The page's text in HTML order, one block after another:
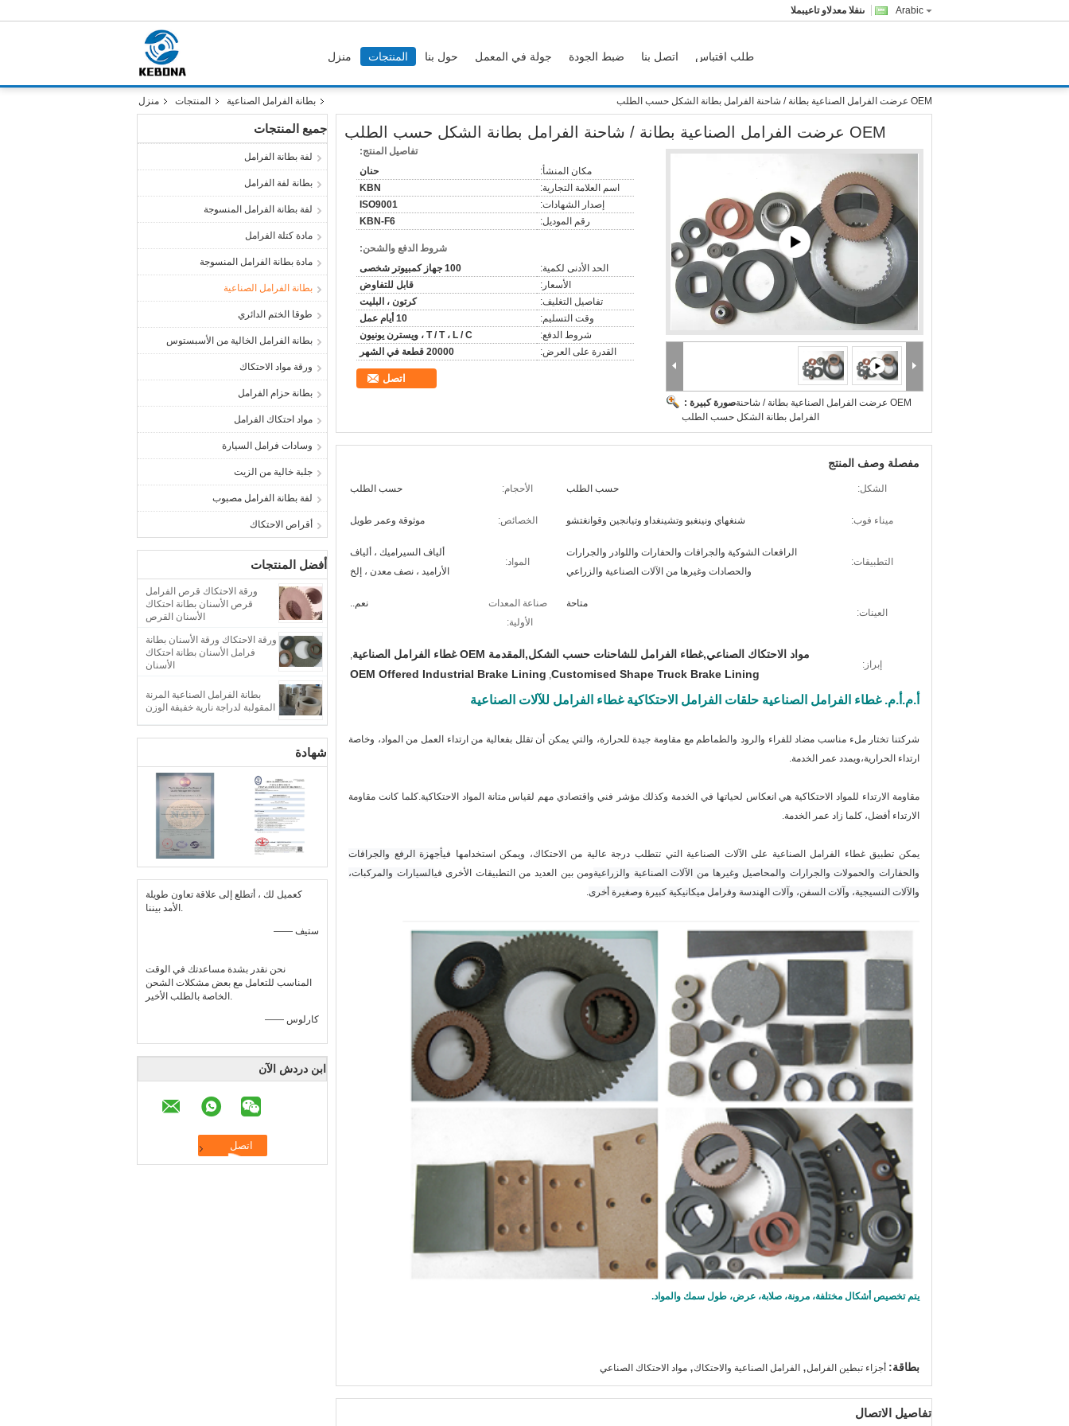
Arabic المبيعات والدعم الفنى
منزل المنتجات حول بنا جولة في المعمل ضبط الجودة اتصل بنا طلب اقتباس
منزل المنتجات بطانة الفرامل الصناعية OEM عرضت الفرامل الصناعية بطانة / شاحنة الفرامل بطانة الشكل حسب الطلب
جميع المنتجات
لفة بطانة الفرامل
بطانة لفة الفرامل
لفة بطانة الفرامل المنسوجة
مادة كتلة الفرامل
مادة بطانة الفرامل المنسوجة
بطانة الفرامل الصناعية
طوقا الختم الدائري
بطانة الفرامل الخالية من الأسبستوس
ورقة مواد الاحتكاك
بطانة حزام الفرامل
مواد احتكاك الفرامل
وسادات فرامل السيارة
جلبة خالية من الزيت
لفة بطانة الفرامل مصبوب
أقراص الاحتكاك
أفضل المنتجات
ورقة الاحتكاك قرص الفرامل
قرص الأسنان بطانة احتكاك
الأسنان القرص
ورقة الاحتكاك ورقة الأسنان بطانة
فرامل الأسنان بطانة احتكاك
الأسنان
بطانة الفرامل الصناعية المرنة
المقولبة لدراجة نارية خفيفة الوزن
شهادة
كعميل لك ، أتطلع إلى علاقة تعاون طويلة
الأمد بيننا.
—— ستيف
نحن نقدر بشدة مساعدتك في الوقت
المناسب للتعامل مع بعض مشكلات الشحن
الخاصة بالطلب الأخير.
—— كارلوس
ابن دردش الآن
OEM عرضت الفرامل الصناعية بطانة / شاحنة الفرامل بطانة الشكل حسب الطلب
صورة كبيرة :OEM عرضت الفرامل الصناعية بطانة / شاحنة
الفرامل بطانة الشكل حسب الطلب
تفاصيل المنتج:
مكان المنشأ:
حنان
اسم العلامة التجارية:
KBN
إصدار الشهادات:
ISO9001
رقم الموديل:
KBN-F6
شروط الدفع والشحن:
الحد الأدنى لكمية:
100 جهاز كمبيوتر شخصى
الأسعار:
قابل للتفاوض
تفاصيل التغليف:
كرتون ، البليت
وقت التسليم:
10 أيام عمل
شروط الدفع:
T / T ، L / C ، ويسترن يونيون
القدرة على العرض:
20000 قطعة في الشهر
اتصل
مفصلة وصف المنتج
الشكل: حسب الطلب الأحجام: حسب الطلب
ميناء فوب: شنغهاي ونينغبو وتشينغداو وتيانجين وقوانغتشو الخصائص: موثوقة وعمر طويل
التطبيقات:
الرافعات الشوكية والجرافات والحفارات واللوادر والجرارات
والحصادات وغيرها من الآلات الصناعية والزراعي
المواد:
ألياف السيراميك ، ألياف
الأراميد ، نصف معدن ، إلخ
العينات:
متاحة
صناعة المعدات
الأولية:
نعم..
إبراز:
مواد الاحتكاك الصناعي,غطاء الفرامل للشاحنات حسب الشكل,المقدمة OEM غطاء الفرامل الصناعية ,
Customised Shape Truck Brake Lining
,
OEM Offered Industrial Brake Lining
أ.م.أ.م. غطاء الفرامل الصناعية حلقات الفرامل الاحتكاكية غطاء الفرامل للآلات الصناعية
شركتنا تختار ملء مناسب مضاد للفراء والرود والطماطم مع مقاومة جيدة للحرارة، والتي يمكن أن تقلل بفعالية من ارتداء العمل من المواد، وخاصة
ارتداء الحرارية،ويمدد عمر الخدمة.
مقاومة الارتداء للمواد الاحتكاكية هي انعكاس لحياتها في الخدمة وكذلك مؤشر فني واقتصادي مهم لقياس متانة المواد الاحتكاكية.كلما كانت مقاومة
الارتداء أفضل، كلما زاد عمر الخدمة.
يمكن تطبيق غطاء الفرامل الصناعية على الآلات الصناعية التي تتطلب درجة عالية من الاحتكاك، ويمكن استخدامها فيأجهزة الرفع والجرافات
والحفارات والحمولات والجرارات والمحاصيل وغيرها من الآلات الصناعية والزراعيةومن بين العديد من التطبيقات الأخرى فيالسيارات والمركبات،
والآلات النسيجية، وآلات السفن، وآلات الهندسة وفرامل ميكانيكية كبيرة وصغيرة أخرى.
يتم تخصيص أشكال مختلفة، مرونة، صلابة، عرض، طول سمك والمواد.
بطاقة: أجزاء تبطين الفرامل, الفرامل الصناعية والاحتكاك, مواد الاحتكاك الصناعي
تفاصيل الاتصال